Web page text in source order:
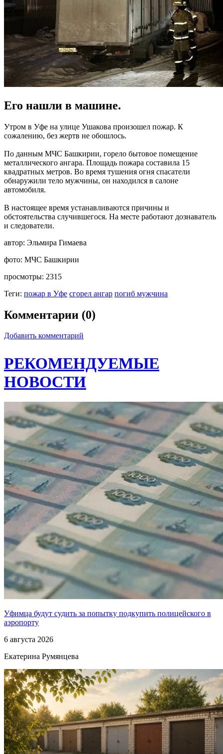
Его нашли в машине.
Утром в Уфе на улице Ушакова произошел пожар. К
сожалению, без жертв не обошлось.
По данным МЧС Башкирии, горело бытовое помещение
металлического ангара. Площадь пожара составила 15
квадратных метров. Во время тушения огня спасатели
обнаружили тело мужчины, он находился в салоне
автомобиля.
В настоящее время устанавливаются причины и
обстоятельства случившегося. На месте работают дознаватель
и следователи.
автор: Эльмира Гимаева
фото: МЧС Башкирии
просмотры: 2315
Теги: пожар в Уфе сгорел ангар погиб мужчина
Комментарии (0)
Добавить комментарий
РЕКОМЕНДУЕМЫЕ
НОВОСТИ
Уфимца будут судить за попытку подкупить полицейского в
аэропорту
6 августа 2026
Екатерина Румянцева